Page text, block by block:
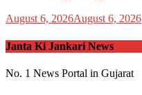
Posted
August 6, 2026August 6, 2026
Janta Ki Jankari News
No. 1 News Portal in Gujarat